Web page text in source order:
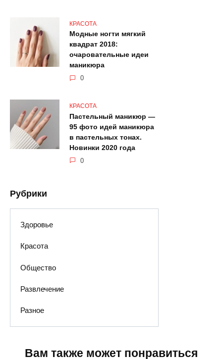
КРАСОТА
Модные ногти мягкий
квадрат 2018:
очаровательные идеи
маникюра
0
КРАСОТА
Пастельный маникюр —
95 фото идей маникюра
в пастельных тонах.
Новинки 2020 года
0
Рубрики
Здоровье
Красота
Общество
Развлечение
Разное
Вам также может понравиться